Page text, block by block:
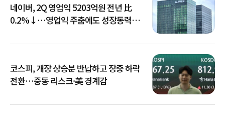
네이버, 2Q 영업익 5203억원 전년 比
0.2%↓…영업익 주춤에도 성장동력
코스피, 개장 상승분 반납하고 장중 하락
전환…중동 리스크·美 경계감